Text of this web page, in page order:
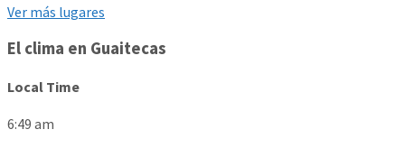
Ver más lugares
El clima en Guaitecas
Local Time
6:49 am